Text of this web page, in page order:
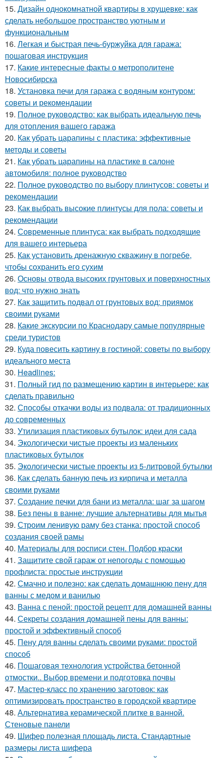
15. Дизайн однокомнатной квартиры в хрущевке: как
сделать небольшое пространство уютным и
функциональным
16. Легкая и быстрая печь-буржуйка для гаража:
пошаговая инструкция
17. Какие интересные факты о метрополитене
Новосибирска
18. Установка печи для гаража с водяным контуром:
советы и рекомендации
19. Полное руководство: как выбрать идеальную печь
для отопления вашего гаража
20. Как убрать царапины с пластика: эффективные
методы и советы
21. Как убрать царапины на пластике в салоне
автомобиля: полное руководство
22. Полное руководство по выбору плинтусов: советы и
рекомендации
23. Как выбрать высокие плинтусы для пола: советы и
рекомендации
24. Современные плинтуса: как выбрать подходящие
для вашего интерьера
25. Как установить дренажную скважину в погребе,
чтобы сохранить его сухим
26. Основы отвода высоких грунтовых и поверхностных
вод: что нужно знать
27. Как защитить подвал от грунтовых вод: приямок
своими руками
28. Какие экскурсии по Краснодару самые популярные
среди туристов
29. Куда повесить картину в гостиной: советы по выбору
идеального места
30. Headlines:
31. Полный гид по размещению картин в интерьере: как
сделать правильно
32. Способы откачки воды из подвала: от традиционных
до современных
33. Утилизация пластиковых бутылок: идеи для сада
34. Экологически чистые проекты из маленьких
пластиковых бутылок
35. Экологически чистые проекты из 5-литровой бутылки
36. Как сделать банную печь из кирпича и металла
своими руками
37. Создание печки для бани из металла: шаг за шагом
38. Без пены в ванне: лучшие альтернативы для мытья
39. Строим ленивую раму без станка: простой способ
создания своей рамы
40. Материалы для росписи стен. Подбор краски
41. Защитите свой гараж от непогоды с помощью
профлиста: простые инструкции
42. Смачно и полезно: как сделать домашнюю пену для
ванны с медом и ванилью
43. Ванна с пеной: простой рецепт для домашней ванны
44. Секреты создания домашней пены для ванны:
простой и эффективный способ
45. Пену для ванны сделать своими руками: простой
способ
46. Пошаговая технология устройства бетонной
отмостки.. Выбор времени и подготовка почвы
47. Мастер-класс по хранению заготовок: как
оптимизировать пространство в городской квартире
48. Альтернатива керамической плитке в ванной.
Стеновые панели
49. Шифер полезная площадь листа. Стандартные
размеры листа шифера